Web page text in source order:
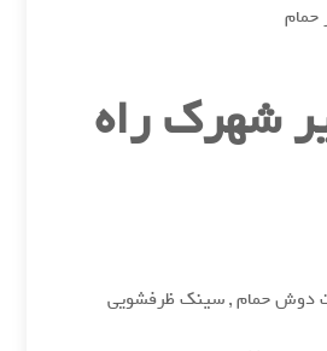
حمام
شهرک راه
دوش حمام , سینک ظرفشویی